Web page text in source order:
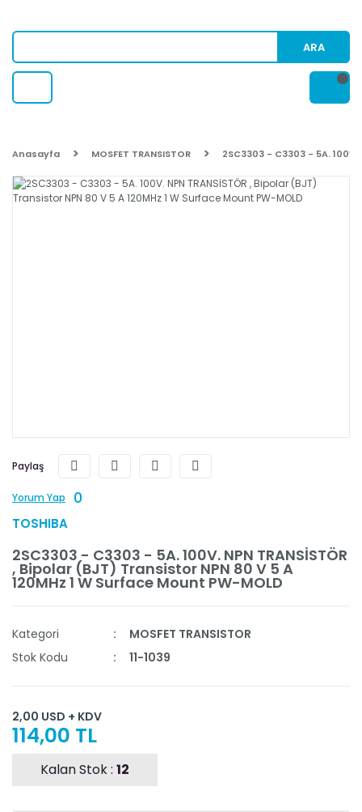
ARA
Anasayfa MOSFET TRANSISTOR 2SC3303 - C3303 - 5A. 100V.
Paylaş
Yorum Yap 0
TOSHIBA
2SC3303 - C3303 - 5A. 100V. NPN TRANSİSTÖR
, Bipolar (BJT) Transistor NPN 80 V 5 A
120MHz 1 W Surface Mount PW-MOLD
Kategori
MOSFET TRANSISTOR
Stok Kodu
11-1039
2,00 USD + KDV
114,00 TL
Kalan Stok : 12